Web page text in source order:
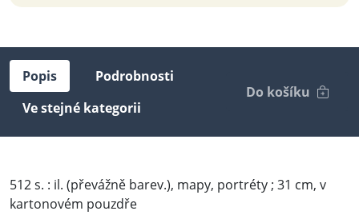
Popis
Podrobnosti
Ve stejné kategorii
Do košíku
512 s. : il. (převážně barev.), mapy, portréty ; 31 cm, v
kartonovém pouzdře